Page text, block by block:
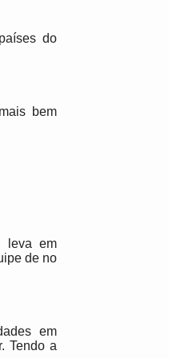
do
bem
leva em
de no
em
Tendo a